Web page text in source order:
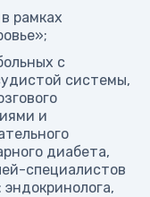
рамках
с
системы,
и
диабета,
специалистов